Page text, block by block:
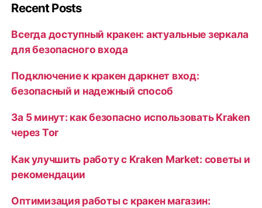
Recent Posts
Всегда доступный кракен: актуальные зеркала
для безопасного входа
Подключение к кракен даркнет вход:
безопасный и надежный способ
За 5 минут: как безопасно использовать Kraken
через Tor
Как улучшить работу с Kraken Market: советы и
рекомендации
Оптимизация работы с кракен магазин: